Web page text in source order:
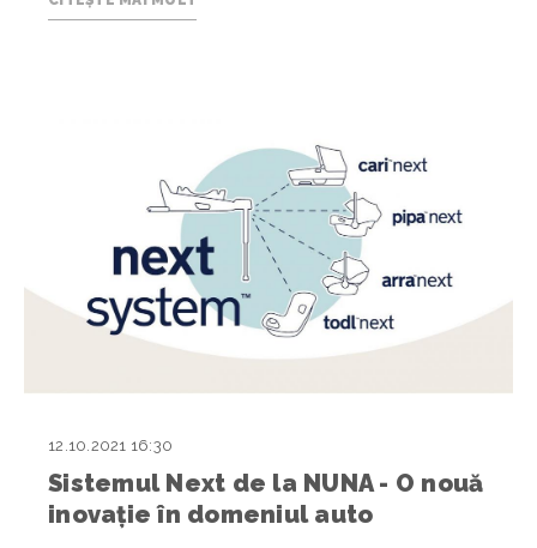
Sistemul Next de la NUNA - O nouă
inovație în domeniul auto
12.10.2021 16:30